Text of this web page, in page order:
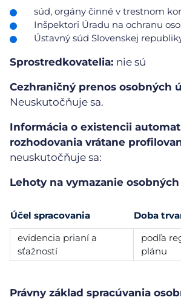
súd, orgány činné v trestnom
Inšpektori Úradu na ochranu
Ústavný súd Slovenskej
Sprostredkovatelia: nie sú
Cezhraničný prenos osobných
Neuskutočňuje sa.
Informácia o existencii
rozhodovania vrátane
neuskutočňuje sa:
Lehoty na vymazanie
Účel spracovania
Doba
evidencia prianí a
sťažností
podľa
plánu
Právny základ spracúvania